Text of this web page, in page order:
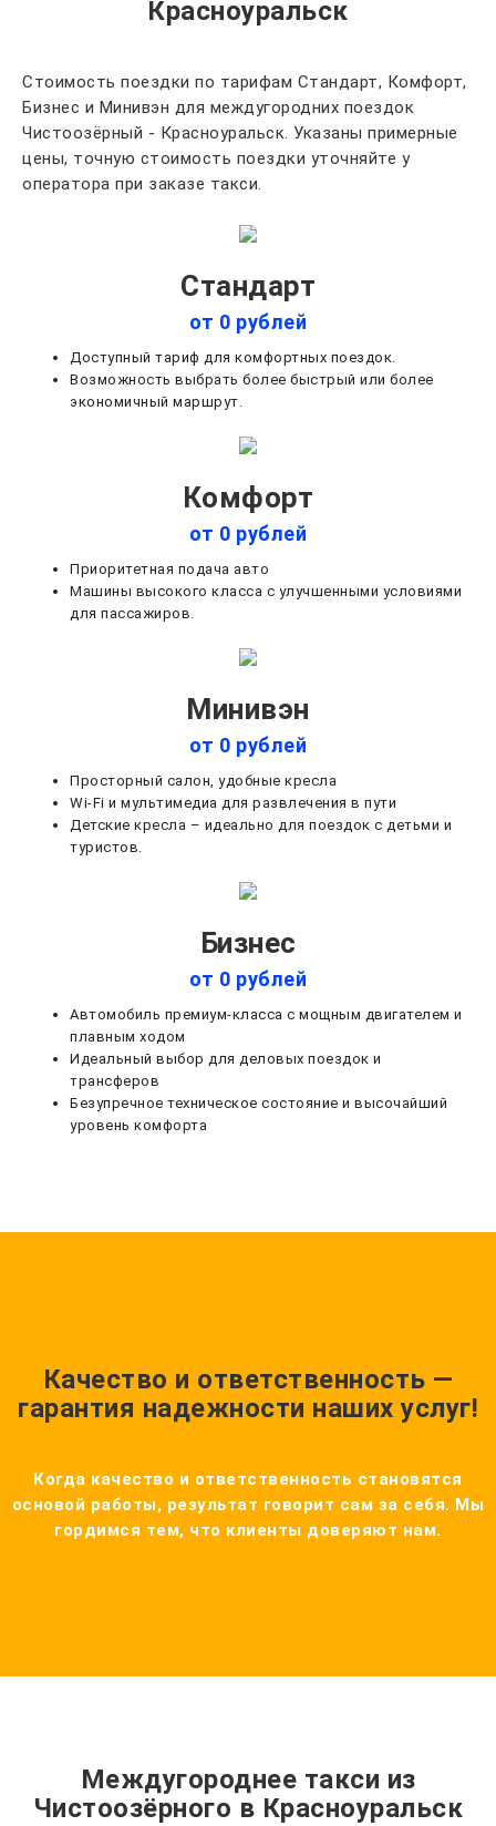
Красноуральск
Стоимость поездки по тарифам Стандарт, Комфорт,
Бизнес и Минивэн для междугородних поездок
Чистоозёрный - Красноуральск. Указаны примерные
цены, точную стоимость поездки уточняйте у
оператора при заказе такси.
Стандарт
от 0 рублей
Доступный тариф для комфортных поездок.
Возможность выбрать более быстрый или более
экономичный маршрут.
Комфорт
от 0 рублей
Приоритетная подача авто
Машины высокого класса с улучшенными условиями
для пассажиров.
Минивэн
от 0 рублей
Просторный салон, удобные кресла
Wi-Fi и мультимедиа для развлечения в пути
Детские кресла – идеально для поездок с детьми и
туристов.
Бизнес
от 0 рублей
Автомобиль премиум-класса с мощным двигателем и
плавным ходом
Идеальный выбор для деловых поездок и
трансферов
Безупречное техническое состояние и высочайший
уровень комфорта
Качество и ответственность —
гарантия надежности наших услуг!
Когда качество и ответственность становятся
основой работы, результат говорит сам за себя. Мы
гордимся тем, что клиенты доверяют нам.
Междугороднее такси из
Чистоозёрного в Красноуральск